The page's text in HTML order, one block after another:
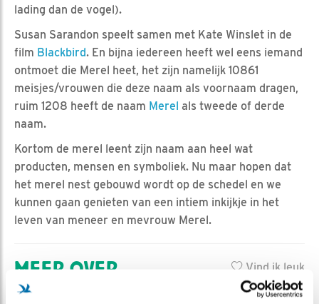
lading dan de vogel).
Susan Sarandon speelt samen met Kate Winslet in de
film Blackbird. En bijna iedereen heeft wel eens iemand
ontmoet die Merel heet, het zijn namelijk 10861
meisjes/vrouwen die deze naam als voornaam dragen,
ruim 1208 heeft de naam Merel als tweede of derde
naam.
Kortom de merel leent zijn naam aan heel wat
producten, mensen en symboliek. Nu maar hopen dat
het merel nest gebouwd wordt op de schedel en we
kunnen gaan genieten van een intiem inkijkje in het
leven van meneer en mevrouw Merel.
Vind ik leuk
Bewaar deze blog
MEER OVER
Merel